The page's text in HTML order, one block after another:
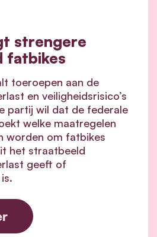
strengere
fatbikes
toeroepen aan de
en veiligheidsrisico’s
partij wil dat de federale
welke maatregelen
worden om fatbikes
het straatbeeld
geeft of